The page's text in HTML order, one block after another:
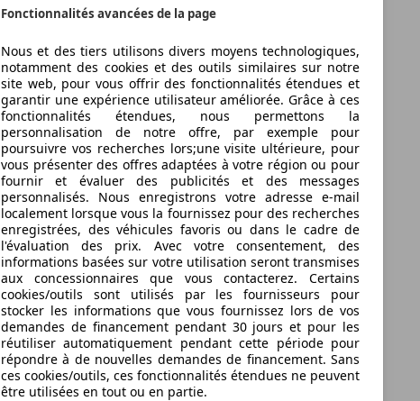
Fonctionnalités avancées de la page
Nous et des tiers utilisons divers moyens technologiques,
notamment des cookies et des outils similaires sur notre
site web, pour vous offrir des fonctionnalités étendues et
garantir une expérience utilisateur améliorée. Grâce à ces
fonctionnalités étendues, nous permettons la
personnalisation de notre offre, par exemple pour
poursuivre vos recherches lors;une visite ultérieure, pour
vous présenter des offres adaptées à votre région ou pour
fournir et évaluer des publicités et des messages
personnalisés. Nous enregistrons votre adresse e-mail
localement lorsque vous la fournissez pour des recherches
enregistrées, des véhicules favoris ou dans le cadre de
l'évaluation des prix. Avec votre consentement, des
informations basées sur votre utilisation seront transmises
aux concessionnaires que vous contacterez. Certains
cookies/outils sont utilisés par les fournisseurs pour
stocker les informations que vous fournissez lors de vos
demandes de financement pendant 30 jours et pour les
réutiliser automatiquement pendant cette période pour
répondre à de nouvelles demandes de financement. Sans
ces cookies/outils, ces fonctionnalités étendues ne peuvent
être utilisées en tout ou en partie.